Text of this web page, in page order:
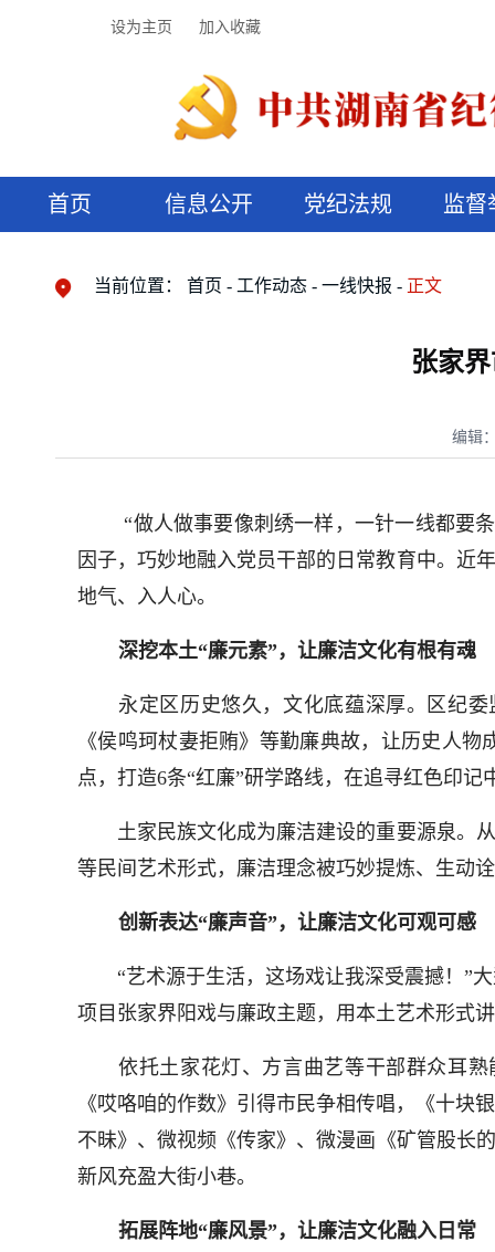
设为主页 加入收藏
首页 信息公开 党纪法规 监督
当前位置： 首页 工作动态 一线快报 正文
张家
编辑
“做人做事要像刺绣一样，一针一线都要
因子，巧妙地融入党员干部的日常教育中。近
地气、入人心。
深挖本土“廉元素”，让廉洁文化有根有魂
永定区历史悠久，文化底蕴深厚。区纪委
《侯鸣珂杖妻拒贿》等勤廉典故，让历史人
点，打造6条“红廉”研学路线，在追寻红色印记
土家民族文化成为廉洁建设的重要源泉。从
等民间艺术形式，廉洁理念被巧妙提炼、生动
创新表达“廉声音”，让廉洁文化可观可感
“艺术源于生活，这场戏让我深受震撼！”大
项目张家界阳戏与廉政主题，用本土艺术形式
依托土家花灯、方言曲艺等干部群众耳熟
《哎咯咱的作数》引得市民争相传唱，《十块
不昧》、微视频《传家》、微漫画《矿管股长
新风充盈大街小巷。
拓展阵地“廉风景”，让廉洁文化融入日常